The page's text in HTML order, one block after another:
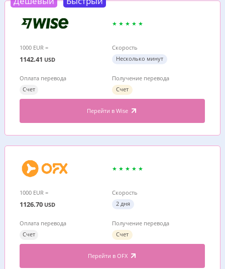
1000 EUR =
1142.41 USD
Скорость
Несколько минут
Оплата перевода
Счет
Получение перевода
Счет
Перейти в Wise
1000 EUR =
1126.70 USD
Скорость
2 дня
Оплата перевода
Счет
Получение перевода
Счет
Перейти в OFX